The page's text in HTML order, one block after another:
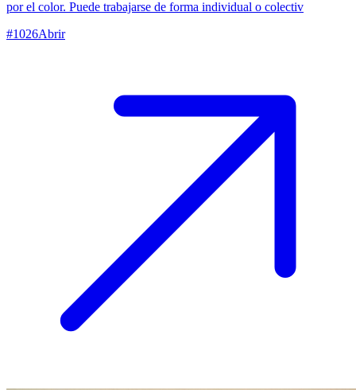
por el color. Puede trabajarse de forma individual o colectiv
#1026Abrir